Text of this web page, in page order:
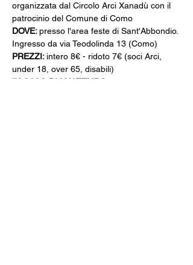
organizzata dal Circolo Arci Xanadù con il
patrocinio del Comune di Como
DOVE: presso l'area feste di Sant'Abbondio.
Ingresso da via Teodolinda 13 (Como)
PREZZI: intero 8€ - ridoto 7€ (soci Arci,
under 18, over 65, disabili)
IN CASO DI MALTEMPO